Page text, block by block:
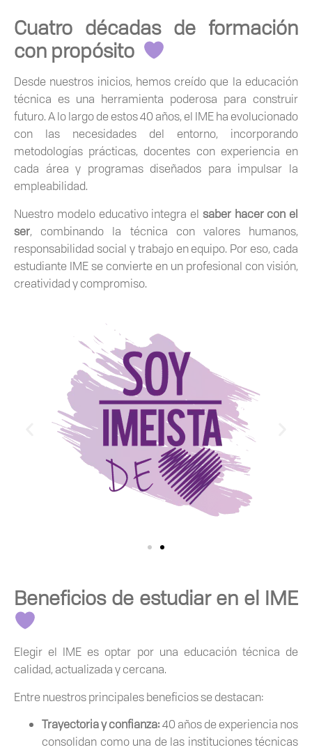
Cuatro décadas de formación
con propósito
Desde nuestros inicios, hemos creído que la educación
técnica es una herramienta poderosa para construir
futuro. A lo largo de estos 40 años, el IME ha evolucionado
con las necesidades del entorno, incorporando
metodologías prácticas, docentes con experiencia en
cada área y programas diseñados para impulsar la
empleabilidad.
Nuestro modelo educativo integra el saber hacer con el
ser, combinando la técnica con valores humanos,
responsabilidad social y trabajo en equipo. Por eso, cada
estudiante IME se convierte en un profesional con visión,
creatividad y compromiso.
Beneficios de estudiar en el IME
Elegir el IME es optar por una educación técnica de
calidad, actualizada y cercana.
Entre nuestros principales beneficios se destacan:
Trayectoria y confianza:40 años de experiencia nos
consolidan como una de las instituciones técnicas